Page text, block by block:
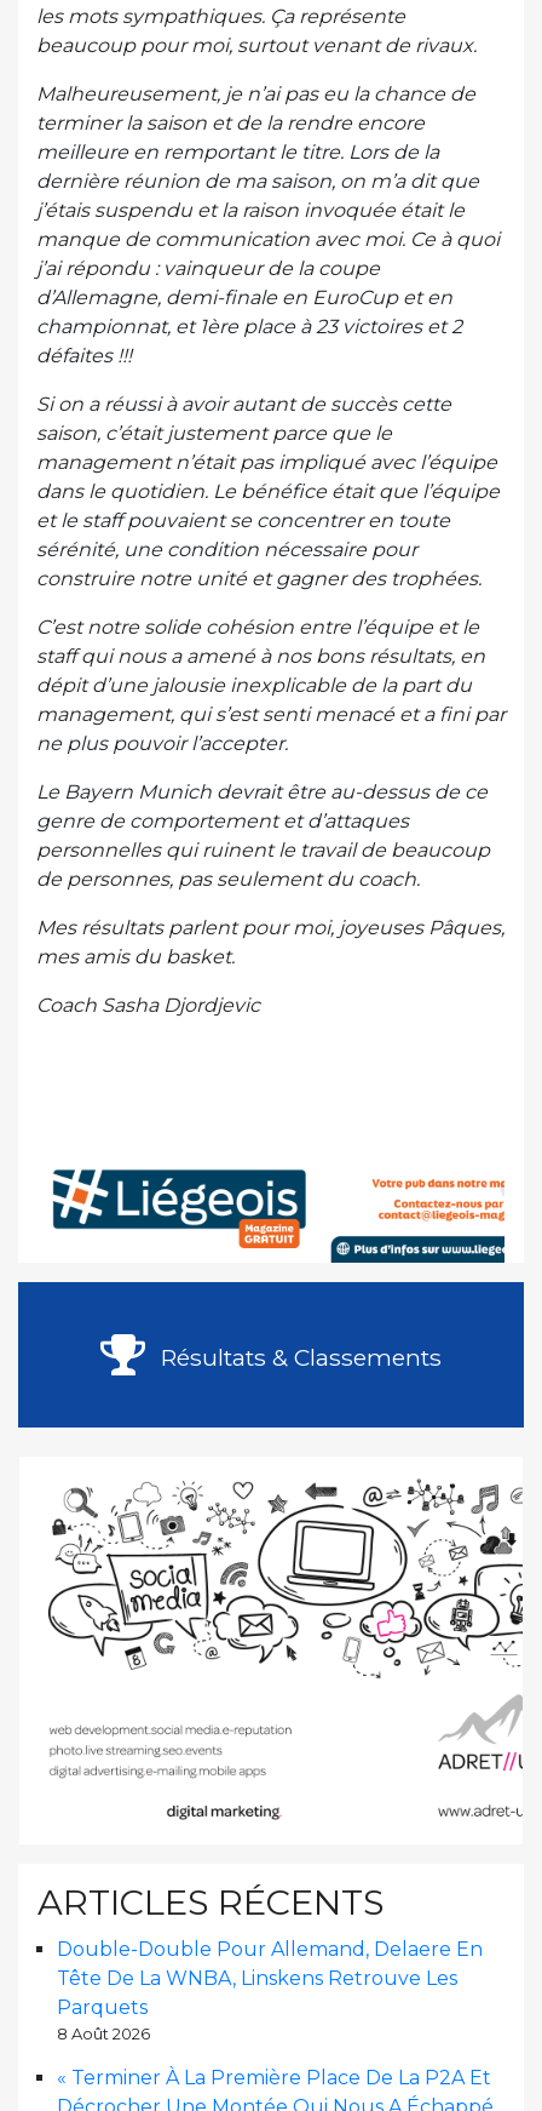
les mots sympathiques. Ça représente
beaucoup pour moi, surtout venant de rivaux.
Malheureusement, je n’ai pas eu la chance de
terminer la saison et de la rendre encore
meilleure en remportant le titre. Lors de la
dernière réunion de ma saison, on m’a dit que
j’étais suspendu et la raison invoquée était le
manque de communication avec moi. Ce à quoi
j’ai répondu : vainqueur de la coupe
d’Allemagne, demi-finale en EuroCup et en
championnat, et 1ère place à 23 victoires et 2
défaites !!!
Si on a réussi à avoir autant de succès cette
saison, c’était justement parce que le
management n’était pas impliqué avec l’équipe
dans le quotidien. Le bénéfice était que l’équipe
et le staff pouvaient se concentrer en toute
sérénité, une condition nécessaire pour
construire notre unité et gagner des trophées.
C’est notre solide cohésion entre l’équipe et le
staff qui nous a amené à nos bons résultats, en
dépit d’une jalousie inexplicable de la part du
management, qui s’est senti menacé et a fini par
ne plus pouvoir l’accepter.
Le Bayern Munich devrait être au-dessus de ce
genre de comportement et d’attaques
personnelles qui ruinent le travail de beaucoup
de personnes, pas seulement du coach.
Mes résultats parlent pour moi, joyeuses Pâques,
mes amis du basket.
Coach Sasha Djordjevic
Résultats & Classements
ARTICLES RÉCENTS
Double-Double Pour Allemand, Delaere En
Tête De La WNBA, Linskens Retrouve Les
Parquets
8 Août 2026
« Terminer À La Première Place De La P2A Et